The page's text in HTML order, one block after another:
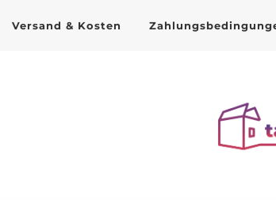
Versand & Kosten